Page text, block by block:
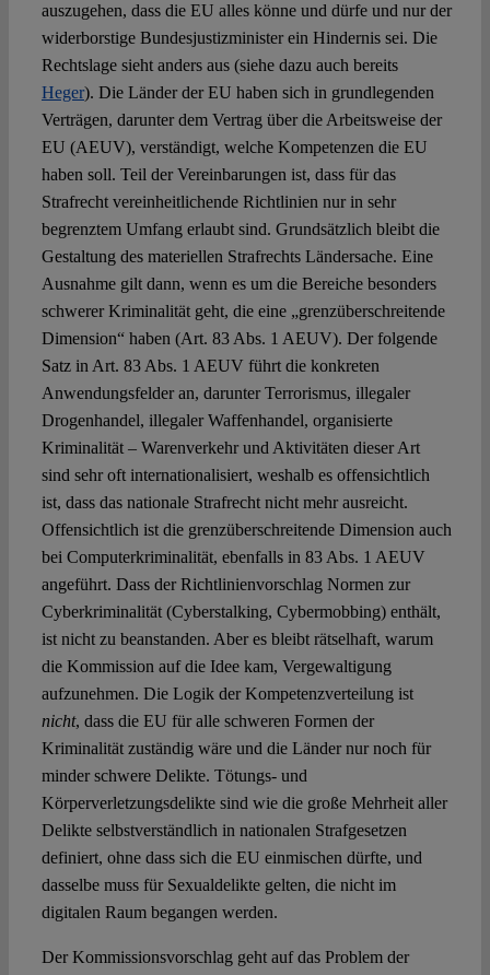
auszugehen, dass die EU alles könne und dürfe und nur der
widerborstige Bundesjustizminister ein Hindernis sei. Die
Rechtslage sieht anders aus (siehe dazu auch bereits
Heger). Die Länder der EU haben sich in grundlegenden
Verträgen, darunter dem Vertrag über die Arbeitsweise der
EU (AEUV), verständigt, welche Kompetenzen die EU
haben soll. Teil der Vereinbarungen ist, dass für das
Strafrecht vereinheitlichende Richtlinien nur in sehr
begrenztem Umfang erlaubt sind. Grundsätzlich bleibt die
Gestaltung des materiellen Strafrechts Ländersache. Eine
Ausnahme gilt dann, wenn es um die Bereiche besonders
schwerer Kriminalität geht, die eine „grenzüberschreitende
Dimension“ haben (Art. 83 Abs. 1 AEUV). Der folgende
Satz in Art. 83 Abs. 1 AEUV führt die konkreten
Anwendungsfelder an, darunter Terrorismus, illegaler
Drogenhandel, illegaler Waffenhandel, organisierte
Kriminalität – Warenverkehr und Aktivitäten dieser Art
sind sehr oft internationalisiert, weshalb es offensichtlich
ist, dass das nationale Strafrecht nicht mehr ausreicht.
Offensichtlich ist die grenzüberschreitende Dimension auch
bei Computerkriminalität, ebenfalls in 83 Abs. 1 AEUV
angeführt. Dass der Richtlinienvorschlag Normen zur
Cyberkriminalität (Cyberstalking, Cybermobbing) enthält,
ist nicht zu beanstanden. Aber es bleibt rätselhaft, warum
die Kommission auf die Idee kam, Vergewaltigung
aufzunehmen. Die Logik der Kompetenzverteilung ist
nicht, dass die EU für alle schweren Formen der
Kriminalität zuständig wäre und die Länder nur noch für
minder schwere Delikte. Tötungs- und
Körperverletzungsdelikte sind wie die große Mehrheit aller
Delikte selbstverständlich in nationalen Strafgesetzen
definiert, ohne dass sich die EU einmischen dürfte, und
dasselbe muss für Sexualdelikte gelten, die nicht im
digitalen Raum begangen werden.
Der Kommissionsvorschlag geht auf das Problem der